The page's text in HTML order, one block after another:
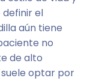
el
aún tiene
no
de alto
optar por